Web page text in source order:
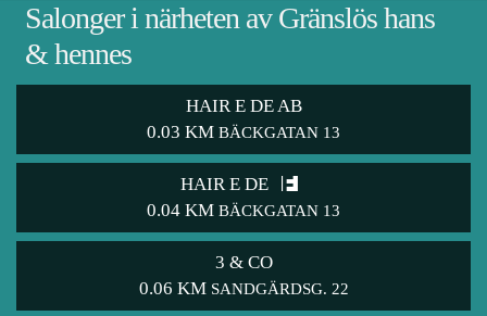
Salonger i närheten av Gränslös hans
& hennes
HAIR E DE AB
0.03 KM BÄCKGATAN 13
HAIR E DE
0.04 KM BÄCKGATAN 13
3 & CO
0.06 KM SANDGÄRDSG. 22